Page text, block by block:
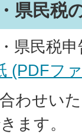
県民税
県民税
(PDFフ
わせい
ます。